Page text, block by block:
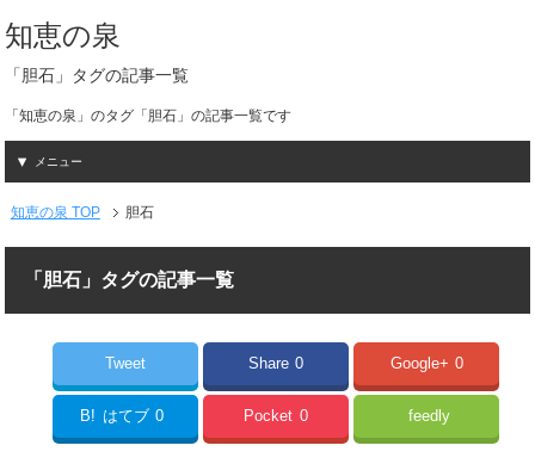
知恵の泉
「胆石」タグの記事一覧
「知恵の泉」のタグ「胆石」の記事一覧です
メニュー
知恵の泉 TOP 胆石
「胆石」タグの記事一覧
Tweet Share 0 Google+ 0
B! はてブ 0 Pocket 0 feedly